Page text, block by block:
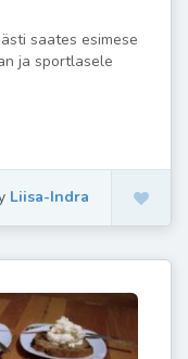
saates esimese
ja sportlasele
Liisa-Indra